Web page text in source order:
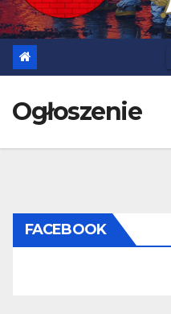
Ogłoszenie
FACEBOOK